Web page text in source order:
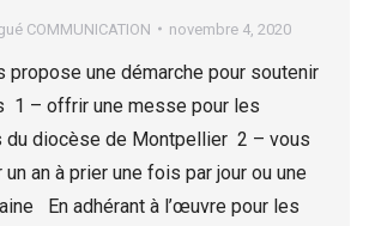
COMMUNICATION novembre 4, 2020
propose une démarche pour soutenir
1 – offrir une messe pour les
du diocèse de Montpellier 2 – vous
an à prier une fois par jour ou une
En adhérant à l’œuvre pour les